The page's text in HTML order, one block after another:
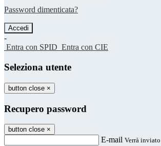
Password dimenticata?
-
Entra con SPID Entra con CIE
Seleziona utente
button close ×
Recupero password
button close ×
E-mail Verrà